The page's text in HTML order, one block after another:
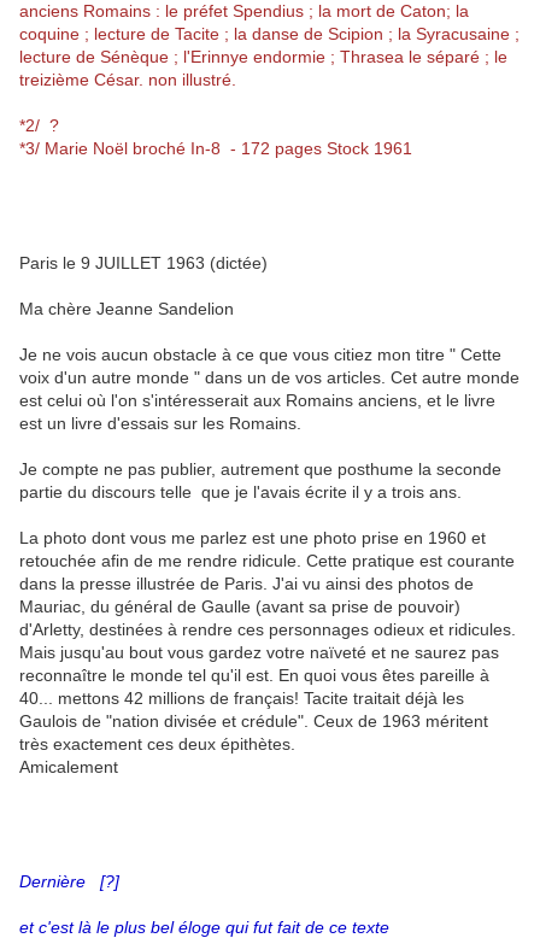
anciens Romains : le préfet Spendius ; la mort de Caton; la
coquine ; lecture de Tacite ; la danse de Scipion ; la Syracusaine ;
lecture de Sénèque ; l'Erinnye endormie ; Thrasea le séparé ; le
treizième César. non illustré.
*2/ ?
*3/ Marie Noël broché In-8 - 172 pages Stock 1961
Paris le 9 JUILLET 1963 (dictée)
Ma chère Jeanne Sandelion
Je ne vois aucun obstacle à ce que vous citiez mon titre " Cette
voix d'un autre monde " dans un de vos articles. Cet autre monde
est celui où l'on s'intéresserait aux Romains anciens, et le livre
est un livre d'essais sur les Romains.
Je compte ne pas publier, autrement que posthume la seconde
partie du discours telle que je l'avais écrite il y a trois ans.
La photo dont vous me parlez est une photo prise en 1960 et
retouchée afin de me rendre ridicule. Cette pratique est courante
dans la presse illustrée de Paris. J'ai vu ainsi des photos de
Mauriac, du général de Gaulle (avant sa prise de pouvoir)
d'Arletty, destinées à rendre ces personnages odieux et ridicules.
Mais jusqu'au bout vous gardez votre naïveté et ne saurez pas
reconnaître le monde tel qu'il est. En quoi vous êtes pareille à
40... mettons 42 millions de français! Tacite traitait déjà les
Gaulois de "nation divisée et crédule". Ceux de 1963 méritent
très exactement ces deux épithètes.
Amicalement
Dernière [?]
et c'est là le plus bel éloge qui fut fait de ce texte